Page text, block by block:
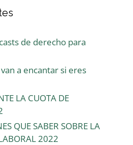
de derecho para
a encantar si eres
LA CUOTA DE
QUE SABER SOBRE LA
2022